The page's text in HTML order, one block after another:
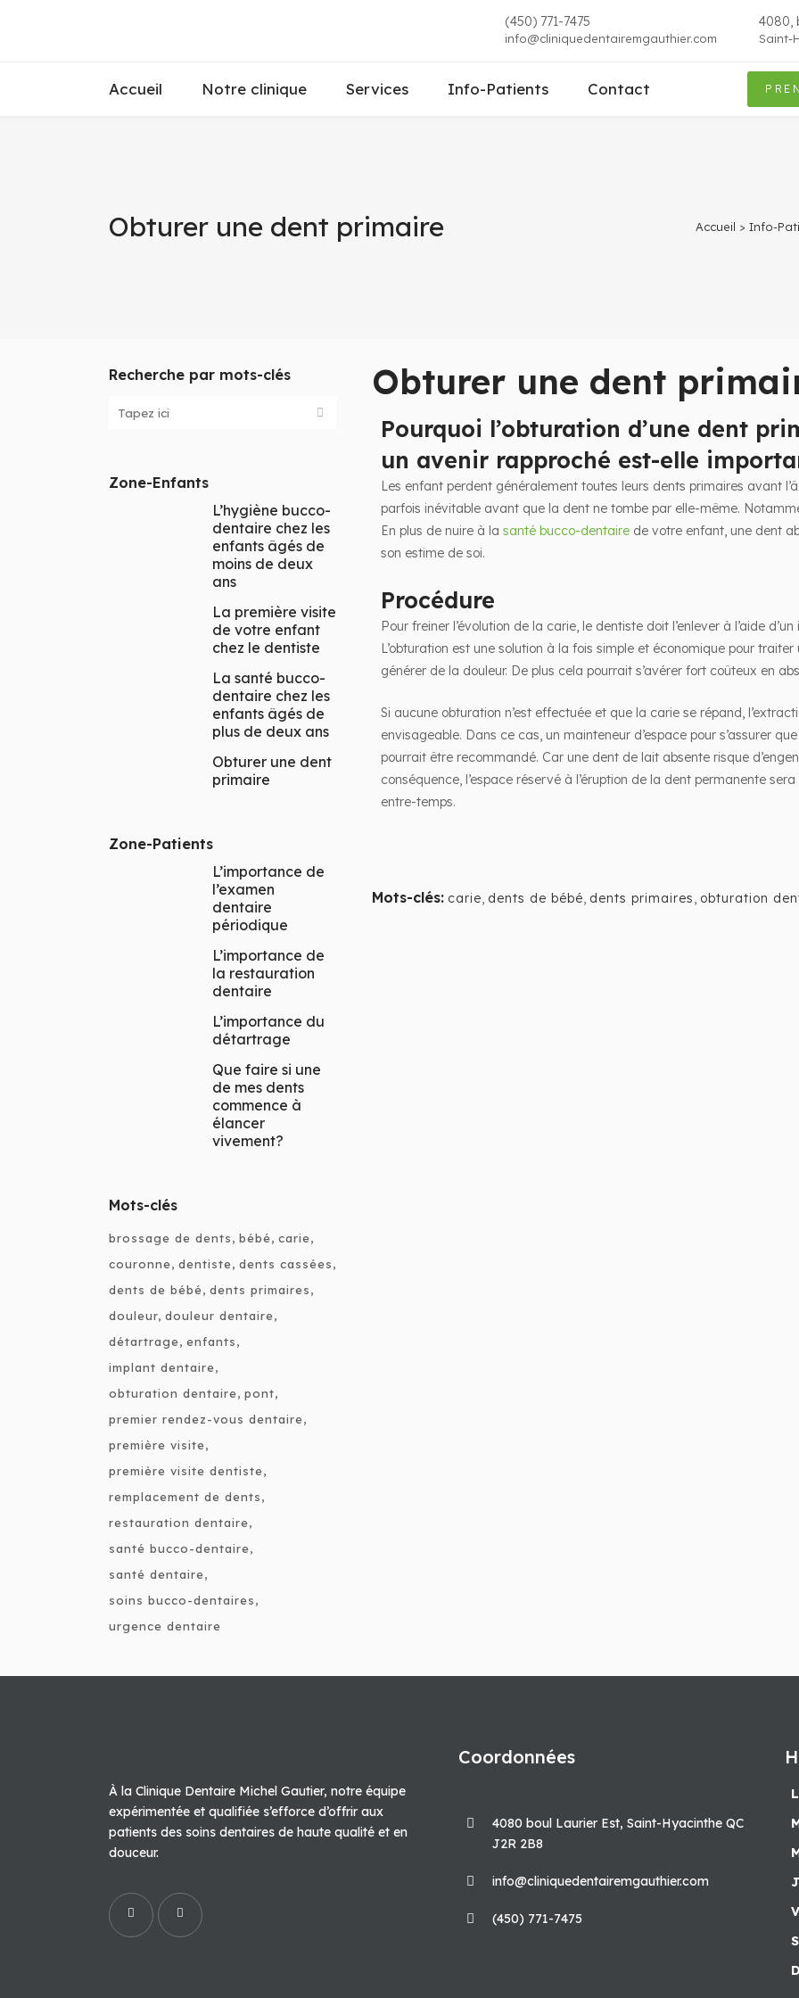
(450) 771-7475
info@cliniquedentairemgauthier.com
4080,
Saint-
Accueil Notre clinique Services Info-Patients Contact
Obturer une dent primaire Accueil > Info-
Recherche par mots-clés
Zone-Enfants
L’hygiène bucco-
dentaire chez les
enfants âgés de
moins de deux
ans
La première visite
de votre enfant
chez le dentiste
La santé bucco-
dentaire chez les
enfants âgés de
plus de deux ans
Obturer une dent
primaire
Zone-Patients
L’importance de
l’examen
dentaire
périodique
L’importance de
la restauration
dentaire
L’importance du
détartrage
Que faire si une
de mes dents
commence à
élancer
vivement?
Mots-clés
brossage de dents bébé carie
couronne dentiste dents cassées
dents de bébé dents primaires
douleur douleur dentaire
détartrage enfants
implant dentaire
obturation dentaire pont
premier rendez-vous dentaire
première visite
première visite dentiste
remplacement de dents
restauration dentaire
santé bucco-dentaire
santé dentaire
soins bucco-dentaires
urgence dentaire
Obturer une dent
Pourquoi l’obturation d’une dent
un avenir rapproché est-elle
Les enfant perdent généralement toutes leurs dents primaires avant
parfois inévitable avant que la dent ne tombe par elle-même.
En plus de nuire à la santé bucco-dentaire de votre enfant, une dent
son estime de soi.
Procédure
Pour freiner l’évolution de la carie, le dentiste doit l’enlever à l’aide
L’obturation est une solution à la fois simple et économique pour
générer de la douleur. De plus cela pourrait s’avérer fort coûteux en
Si aucune obturation n’est effectuée et que la carie se répand,
envisageable. Dans ce cas, un mainteneur d’espace pour s’assurer
pourrait être recommandé. Car une dent de lait absente risque
conséquence, l’espace réservé à l’éruption de la dent permanente
entre-temps.
Mots-clés: carie, dents de bébé, dents primaires, obturation
À la Clinique Dentaire Michel Gautier, notre équipe
expérimentée et qualifiée s’efforce d’offrir aux
patients des soins dentaires de haute qualité et en
douceur.
Coordonnées
4080 boul Laurier Est, Saint-Hyacinthe QC
J2R 2B8
info@cliniquedentairemgauthier.com
(450) 771-7475